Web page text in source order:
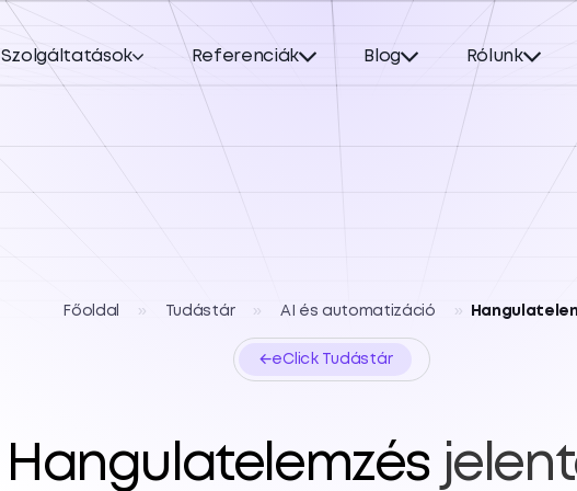
Szolgáltatások Referenciák Blog Rólunk
Főoldal » Tudástár » AI és automatizáció »
←eClick Tudástár
Hangulatelemzés